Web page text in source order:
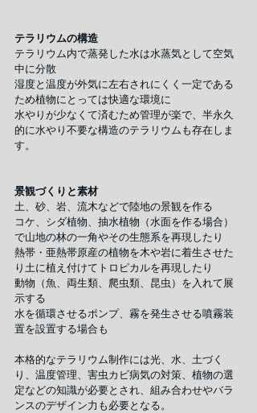
テラリウムの構造
テラリウム内で蒸発した水は水蒸気として空気
中に分散
湿度と温度が外気に左右されにくく一定である
ため植物にとっては快適な環境に
水やりが少なくて済むため管理が楽で、半永久
的に水やり不要な構造のテラリウムも存在しま
す。
景観づくりと素材
土、砂、岩、流木などで陸地の景観を作る
コケ、シダ植物、抽水植物（水面を作る場合）
で山地の林の一角やその生態系を再現したり
熱帯・亜熱帯原産の植物を木や岩に着生させた
り土に植え付けてトロピカルを再現したり
動物（魚、両生類、爬虫類、昆虫）を入れて展
示する
水を循環させるポンプ、霧を発生させる噴霧装
置を設置する場合も
本格的なテラリウム制作には光、水、土づく
り、温度管理、害虫カビ病気の対策、植物の選
定などの知識が必要とされ、組み合わせやバラ
ンスのデザイン力も必要となる。